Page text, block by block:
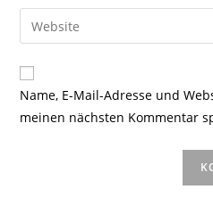
zum
Kommentieren
ein
E-
Mail-
zum
Kommentieren
ein
Gib
deine
Website-
URL
Name, E-Mail-Adresse und
meinen nächsten Kommentar